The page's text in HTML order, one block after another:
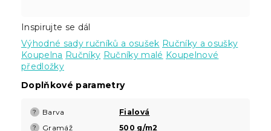
Inspirujte se dál
Výhodné sady ručníků a osušek Ručníky a osušky
Koupelna Ručníky Ručníky malé Koupelnové
předložky
Doplňkové parametry
? Barva Fialová
? Gramáž 500 g/m2